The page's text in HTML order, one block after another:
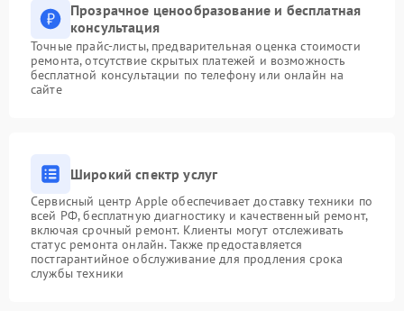
Прозрачное ценообразование и бесплатная
консультация
Точные прайс-листы, предварительная оценка стоимости
ремонта, отсутствие скрытых платежей и возможность
бесплатной консультации по телефону или онлайн на
сайте
Широкий спектр услуг
Сервисный центр Apple обеспечивает доставку техники по
всей РФ, бесплатную диагностику и качественный ремонт,
включая срочный ремонт. Клиенты могут отслеживать
статус ремонта онлайн. Также предоставляется
постгарантийное обслуживание для продления срока
службы техники